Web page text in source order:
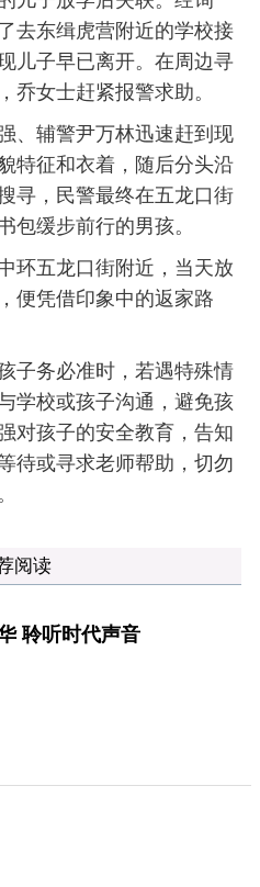
去东缉虎营附近的学校接
儿子早已离开。在周边寻
乔女士赶紧报警求助。
辅警尹万林迅速赶到现
特征和衣着，随后分头沿
寻，民警最终在五龙口街
包缓步前行的男孩。
五龙口街附近，当天放
便凭借印象中的返家路
务必准时，若遇特殊情
学校或孩子沟通，避免孩
对孩子的安全教育，告知
待或寻求老师帮助，切勿
阅读
聆听时代声音